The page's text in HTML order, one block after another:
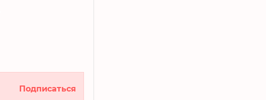
Подписаться